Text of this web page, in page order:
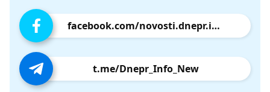
facebook.com/novosti.dnepr.info
t.me/Dnepr_Info_New